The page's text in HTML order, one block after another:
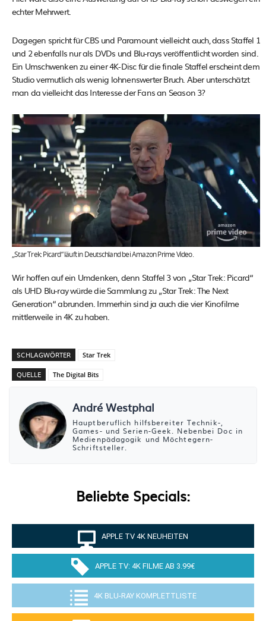
echter Mehrwert.
Dagegen spricht für CBS und Paramount vielleicht auch, dass Staffel 1
und 2 ebenfalls nur als DVDs und Blu-rays veröffentlicht worden sind.
Ein Umschwenken zu einer 4K-Disc für die finale Staffel erscheint dem
Studio vermutlich als wenig lohnenswerter Bruch. Aber unterschätzt
man da vielleicht das Interesse der Fans an Season 3?
„Star Trek: Picard“ läuft in Deutschland bei Amazon Prime Video.
Wir hoffen auf ein Umdenken, denn Staffel 3 von „Star Trek: Picard“
als UHD Blu-ray würde die Sammlung zu „Star Trek: The Next
Generation“ abrunden. Immerhin sind ja auch die vier Kinofilme
mittlerweile in 4K zu haben.
SCHLAGWÖRTER Star Trek
QUELLE The Digital Bits
André Westphal
Hauptberuflich hilfsbereiter Technik-,
Games- und Serien-Geek. Nebenbei Doc in
Medienpädagogik und Möchtegern-
Schriftsteller.
Beliebte Specials:
APPLE TV 4K NEUHEITEN
APPLE TV: 4K FILME AB 3.99€
4K BLU-RAY KOMPLETTLISTE